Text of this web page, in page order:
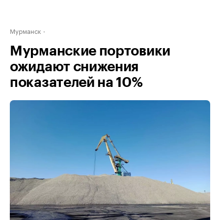
Мурманск
Мурманские портовики
ожидают снижения
показателей на 10%